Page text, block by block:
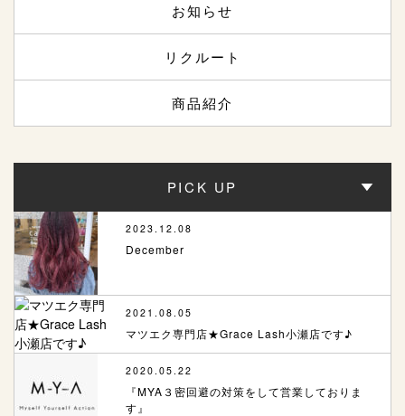
お知らせ
リクルート
商品紹介
PICK UP
2023.12.08
December
2021.08.05
マツエク専門店★Grace Lash小瀬店です♪
2020.05.22
『MYA３密回避の対策をして営業しておりま
す』